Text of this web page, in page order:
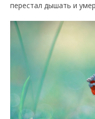
перестал дышать и